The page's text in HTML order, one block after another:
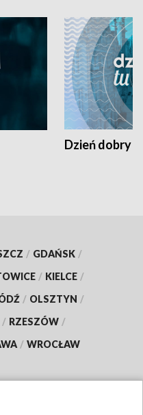
Dzień dobry
/ GDAŃSK /
/ KIELCE /
/ OLSZTYN /
/ RZESZÓW /
/ WROCŁAW